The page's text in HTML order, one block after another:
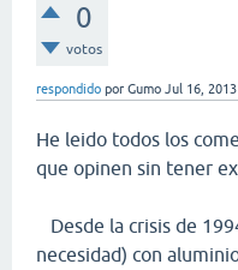
0
votos
respondido por Gumo Jul 16, 2013
He leido todos los
que opinen sin tener
Desde la crisis de
necesidad) con